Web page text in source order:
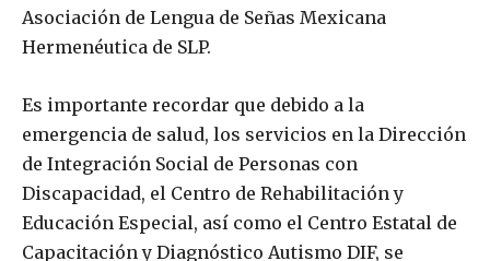
Asociación de Lengua de Señas Mexicana
Hermenéutica de SLP.
Es importante recordar que debido a la
emergencia de salud, los servicios en la Dirección
de Integración Social de Personas con
Discapacidad, el Centro de Rehabilitación y
Educación Especial, así como el Centro Estatal de
Capacitación y Diagnóstico Autismo DIF, se